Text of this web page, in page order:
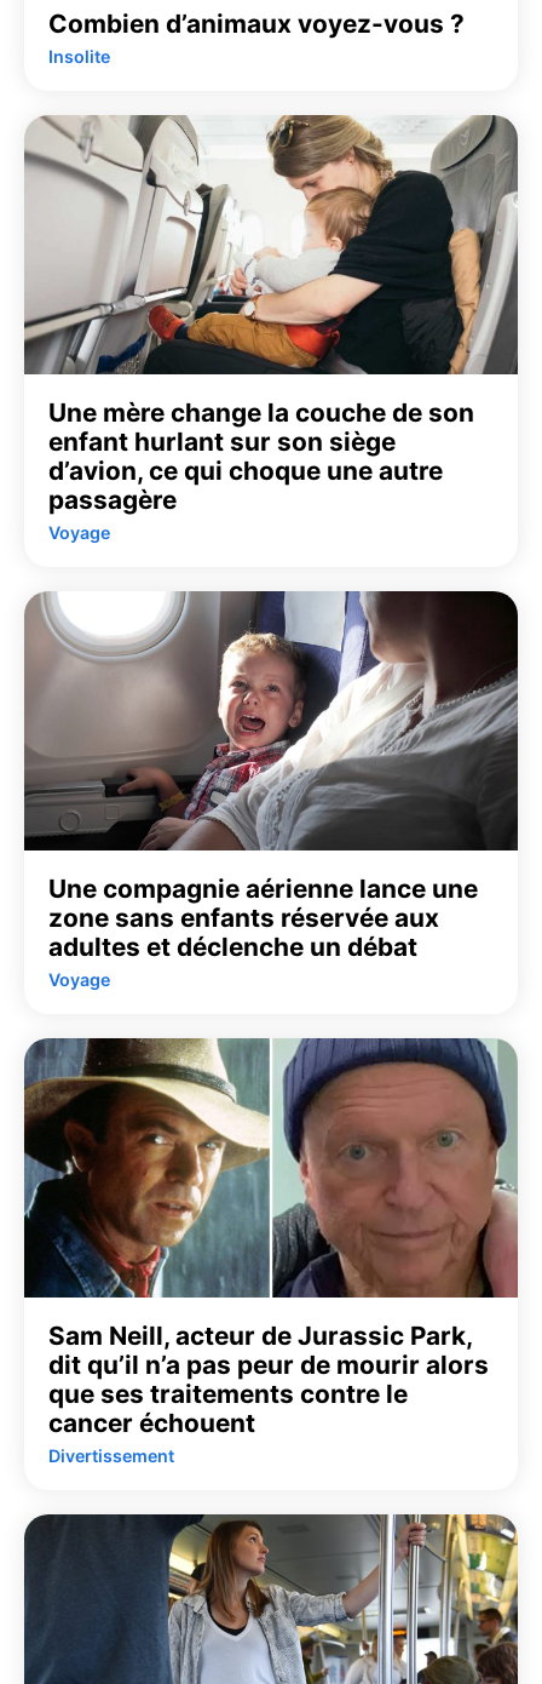
Combien d’animaux voyez-vous ?
Insolite
Une mère change la couche de son
enfant hurlant sur son siège
d’avion, ce qui choque une autre
passagère
Voyage
Une compagnie aérienne lance une
zone sans enfants réservée aux
adultes et déclenche un débat
Voyage
Sam Neill, acteur de Jurassic Park,
dit qu’il n’a pas peur de mourir alors
que ses traitements contre le
cancer échouent
Divertissement